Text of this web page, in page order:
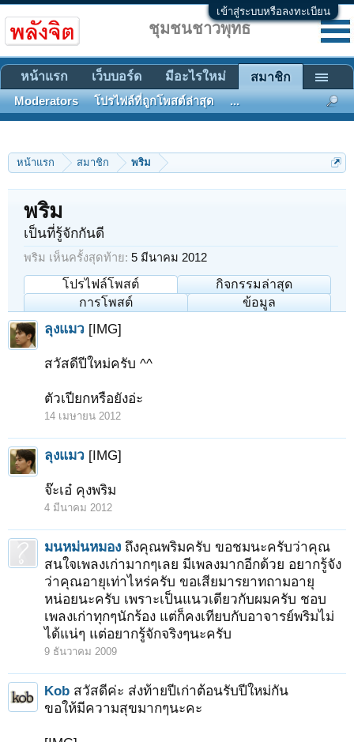
เข้าสู่ระบบหรือลงทะเบียน
หน้าแรก สมาชิก พริม
พริม
เป็นที่รู้จักกันดี
พริม เห็นครั้งสุดท้าย: 5 มีนาคม 2012
โปรไฟล์โพสต์
กิจกรรมล่าสุด
การโพสต์
ข้อมูล
ลุงแมว [IMG]
สวัสดีปีใหม่ครับ ^^
ตัวเปียกหรือยังอ่ะ
14 เมษายน 2012
ลุงแมว [IMG]
จ๊ะเอ๋ คุงพริม
4 มีนาคม 2012
มนหม่นหมอง ถึงคุณพริมครับ ขอชมนะครับว่าคุณ
สนใจเพลงเก่ามากๆเลย มีเพลงมากอีกด้วย อยากรู้จัง
ว่าคุณอายุเท่าไหร่ครับ ขอเสียมารยาทถามอายุ
หน่อยนะครับ เพราะเป็นแนวเดียวกับผมครับ ชอบ
เพลงเก่าทุกๆนักร้อง แต่ก็คงเทียบกับอาจารย์พริมไม่
ได้แน่ๆ แต่อยากรู้จักจริงๆนะครับ
9 ธันวาคม 2009
Kob สวัสดีค่ะ ส่งท้ายปีเก่าต้อนรับปีใหม่กัน
ขอให้มีความสุขมากๆนะคะ
ชุมชนชาวพุทธ
หน้าแรก เว็บบอร์ด มีอะไรใหม่ สมาชิก
Moderators โปรไฟล์ที่ถูกโพสต์ล่าสุด ...